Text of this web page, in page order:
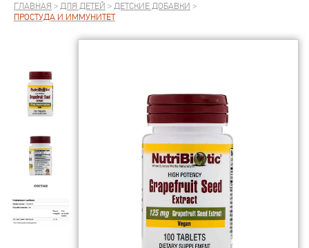
ГЛАВНАЯ >ДЛЯ ДЕТЕЙ >ДЕТСКИЕ ДОБАВКИ >
ПРОСТУДА И ИММУНИТЕТ